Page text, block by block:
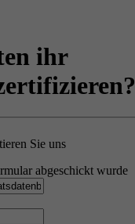
ihr
Sie uns
abgeschickt wurde